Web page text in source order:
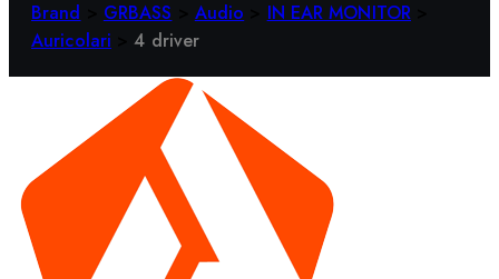
Brand GRBASS Audio IN EAR MONITOR
Auricolari
4 driver